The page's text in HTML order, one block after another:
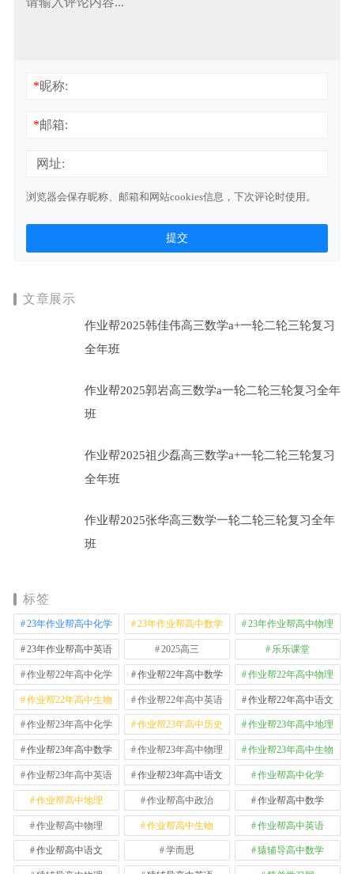
*昵称:
*邮箱:
网址:
浏览器会保存昵称、邮箱和网站cookies信息，下次评论时使用。
文章展示
作业帮2025韩佳伟高三数学a+一轮二轮三轮复习
全年班
作业帮2025郭岩高三数学a一轮二轮三轮复习全年
班
作业帮2025祖少磊高三数学a+一轮二轮三轮复习
全年班
作业帮2025张华高三数学一轮二轮三轮复习全年
班
标签
23年作业帮高中化学 23年作业帮高中数学 23年作业帮高中物理
23年作业帮高中英语 2025高三 乐乐课堂
作业帮22年高中化学 作业帮22年高中数学 作业帮22年高中物理
作业帮22年高中生物 作业帮22年高中英语 作业帮22年高中语文
作业帮23年高中化学 作业帮23年高中历史 作业帮23年高中地理
作业帮23年高中数学 作业帮23年高中物理 作业帮23年高中生物
作业帮23年高中英语 作业帮23年高中语文 作业帮高中化学
作业帮高中地理 作业帮高中政治 作业帮高中数学
作业帮高中物理 作业帮高中生物 作业帮高中英语
作业帮高中语文 学而思 猿辅导高中数学